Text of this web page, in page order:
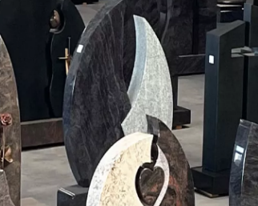
Genau das
Einzelsteine,
Liegesteine, Findlinge,